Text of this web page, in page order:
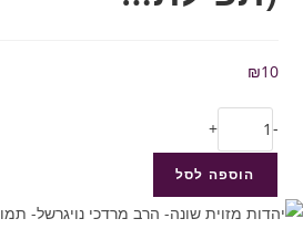
₪10
-
+
הוספה לסל